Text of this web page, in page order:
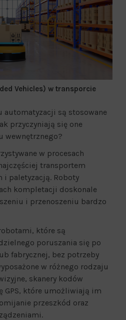
Vehicles) w transporcie
automatyzacji są stosowane
przyczyniają się one
wewnętrznego?
w procesach
transportem
i paletyzacją. Roboty
kompletacji doskonale
i przenoszeniu bardzo
które są
poruszania się po
fabrycznej, bez potrzeby
w różnego rodzaju
skanery kodów
GPS, które umożliwiają im
przeszkód oraz